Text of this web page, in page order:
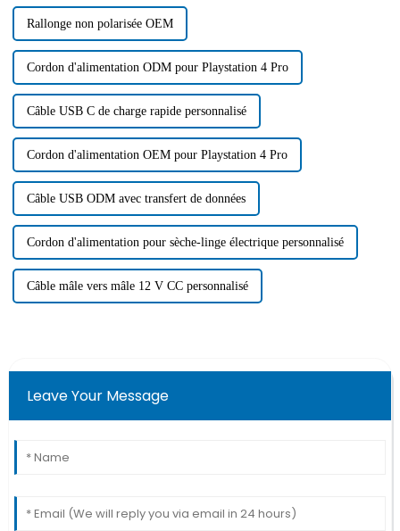
Rallonge non polarisée OEM
Cordon d'alimentation ODM pour Playstation 4 Pro
Câble USB C de charge rapide personnalisé
Cordon d'alimentation OEM pour Playstation 4 Pro
Câble USB ODM avec transfert de données
Cordon d'alimentation pour sèche-linge électrique personnalisé
Câble mâle vers mâle 12 V CC personnalisé
Leave Your Message